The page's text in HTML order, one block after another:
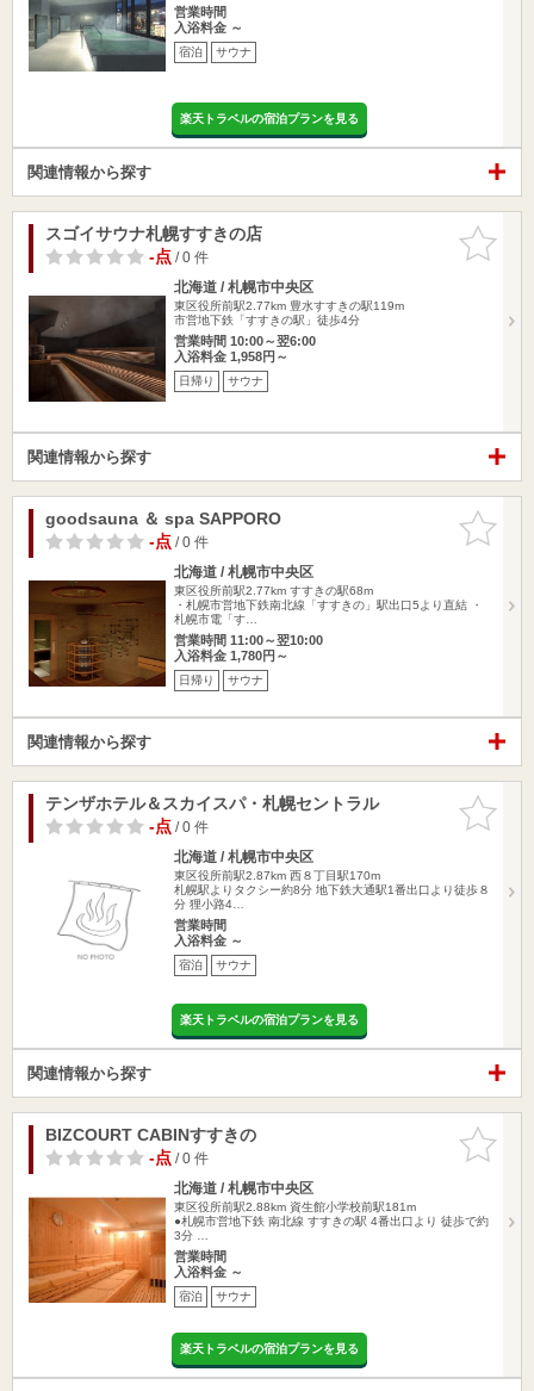
営業時間
入浴料金 ～
宿泊 サウナ
楽天トラベルの宿泊プランを見る
関連情報から探す
お気に入
りに追加
スゴイサウナ札幌すすきの店
-点/ 0 件
北海道 / 札幌市中央区
東区役所前駅2.77km 豊水すすきの駅119m
市営地下鉄「すすきの駅」徒歩4分
営業時間 10:00～翌6:00
入浴料金 1,958円～
日帰り サウナ
関連情報から探す
お気に入
りに追加
goodsauna ＆ spa SAPPORO
-点/ 0 件
北海道 / 札幌市中央区
東区役所前駅2.77km すすきの駅68m
・札幌市営地下鉄南北線「すすきの」駅出口5より直結 ・
札幌市電「す…
営業時間 11:00～翌10:00
入浴料金 1,780円～
日帰り サウナ
関連情報から探す
お気に入
りに追加
テンザホテル＆スカイスパ・札幌セントラル
-点/ 0 件
北海道 / 札幌市中央区
東区役所前駅2.87km 西８丁目駅170m
札幌駅よりタクシー約8分 地下鉄大通駅1番出口より徒歩８
分 狸小路4…
営業時間
入浴料金 ～
宿泊 サウナ
楽天トラベルの宿泊プランを見る
関連情報から探す
お気に入
りに追加
BIZCOURT CABINすすきの
-点/ 0 件
北海道 / 札幌市中央区
東区役所前駅2.88km 資生館小学校前駅181m
●札幌市営地下鉄 南北線 すすきの駅 4番出口より 徒歩で約
3分 …
営業時間
入浴料金 ～
宿泊 サウナ
楽天トラベルの宿泊プランを見る